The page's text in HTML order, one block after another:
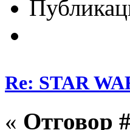
Re: STAR
« Отговор